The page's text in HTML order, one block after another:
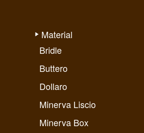
Material
Bridle
Buttero
Dollaro
Minerva Liscio
Minerva Box